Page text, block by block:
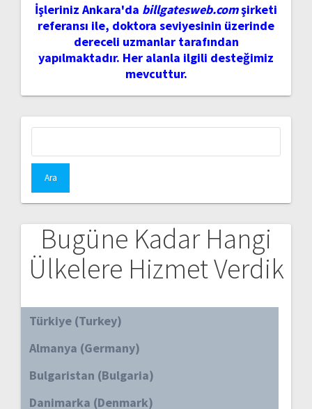
İşleriniz Ankara'da billgatesweb.comşirketi
referansı ile, doktora seviyesinin üzerinde
dereceli uzmanlar tarafından
yapılmaktadır. Her alanla ilgili desteğimiz
mevcuttur.
Bugüne Kadar Hangi
Ülkelere Hizmet Verdik
Türkiye (Turkey)
Almanya (Germany)
Bulgaristan (Bulgaria)
Danimarka (Denmark)